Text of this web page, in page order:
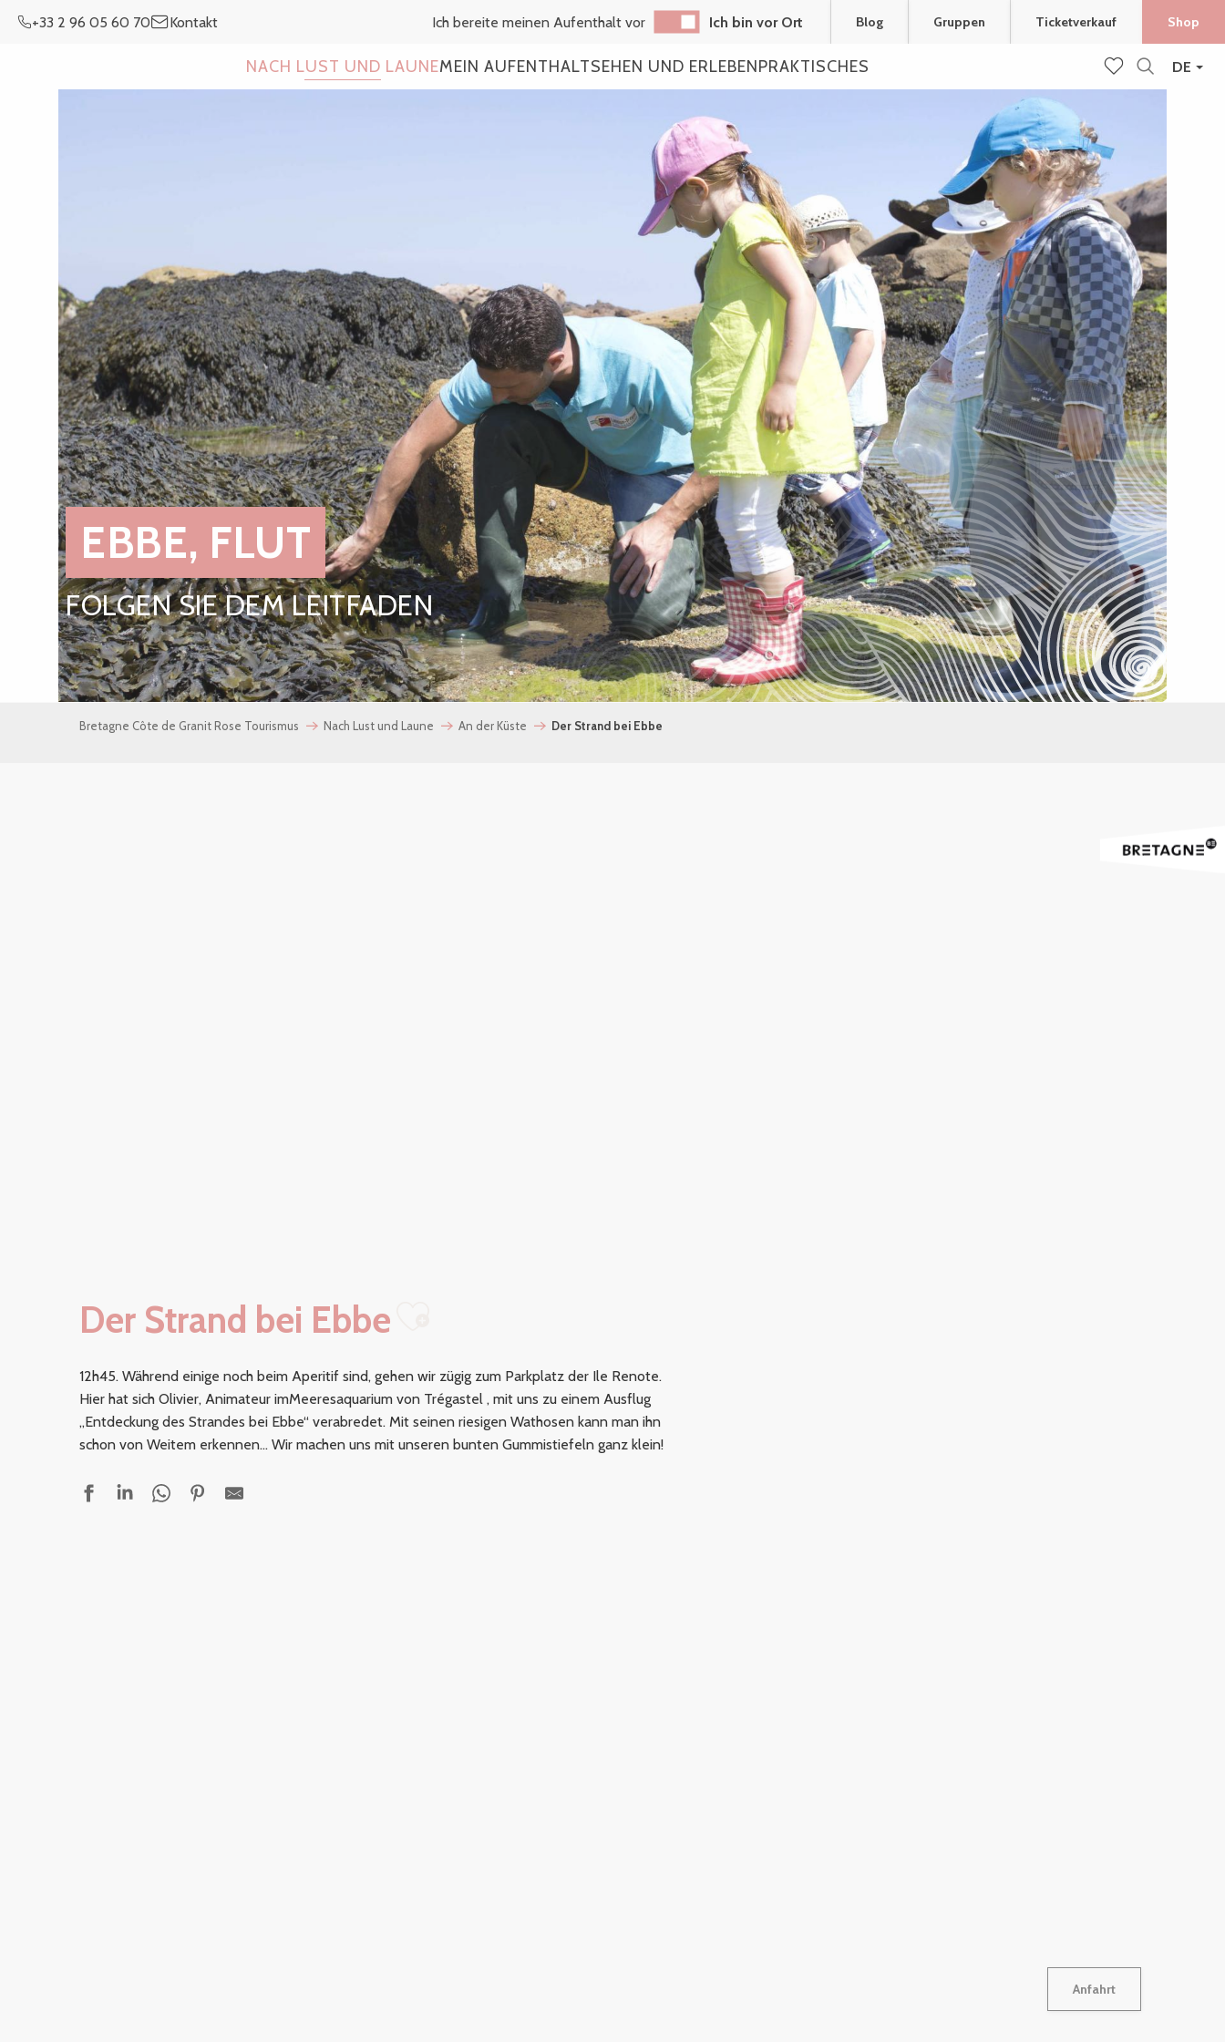
Voir les favoris
Suche
DE
+33 2 96 05 60 70 Kontakt Ich bereite meinen Aufenthalt vor Ich bin vor Ort Blog Gruppen Ticketverkauf Shop
NACH LUST UND LAUNEMEIN AUFENTHALTSEHEN UND ERLEBENPRAKTISCHES
EBBE, FLUT
FOLGEN SIE DEM LEITFADEN
Bretagne Côte de Granit Rose Tourismus Nach Lust und Laune An der Küste Der Strand bei Ebbe
Der Strand bei Ebbe
12h45. Während einige noch beim Aperitif sind, gehen wir zügig zum Parkplatz der Ile Renote.
Hier hat sich Olivier, Animateur imMeeresaquarium von Trégastel , mit uns zu einem Ausflug
„Entdeckung des Strandes bei Ebbe“ verabredet. Mit seinen riesigen Wathosen kann man ihn
schon von Weitem erkennen… Wir machen uns mit unseren bunten Gummistiefeln ganz klein!
Anfahrt